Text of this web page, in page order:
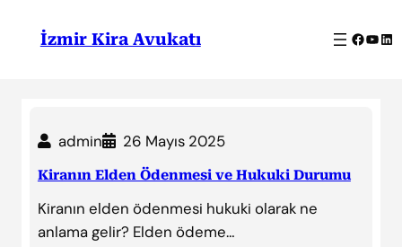
İzmir Kira Avukatı
admin 26 Mayıs 2025
Kiranın Elden Ödenmesi ve Hukuki Durumu
Kiranın elden ödenmesi hukuki olarak ne
anlama gelir? Elden ödeme…